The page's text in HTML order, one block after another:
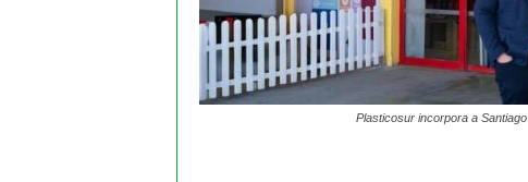
Plasticosur incorpora a